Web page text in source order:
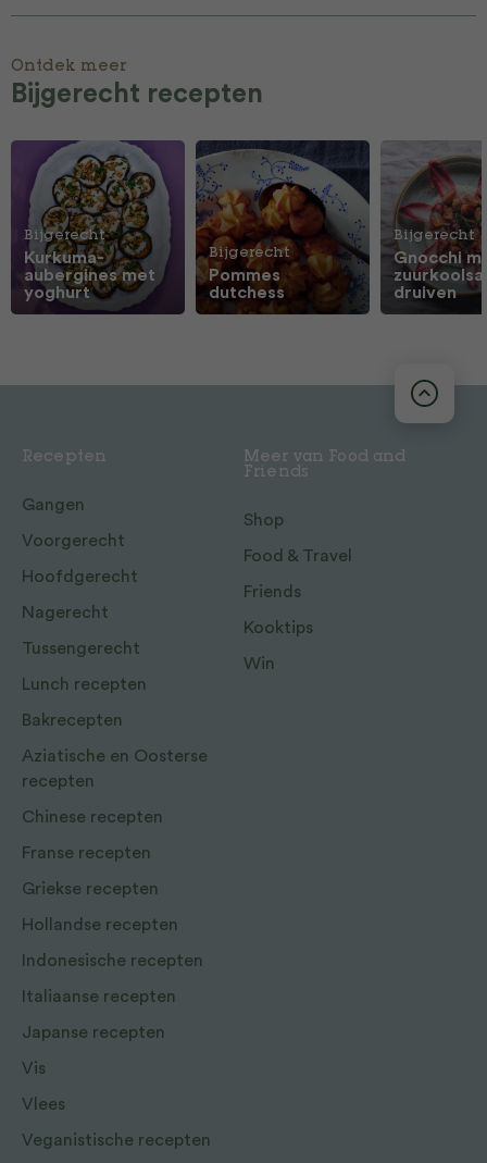
Ontdek meer
Bijgerecht recepten
Bijgerecht
Kurkuma-
aubergines met
yoghurt
Bijgerecht
Pommes
dutchess
Bijgerecht
Gnocchi
druiven
Recepten
Gangen
Voorgerecht
Hoofdgerecht
Nagerecht
Tussengerecht
Lunch recepten
Bakrecepten
Aziatische en Oosterse
recepten
Chinese recepten
Franse recepten
Griekse recepten
Hollandse recepten
Indonesische recepten
Italiaanse recepten
Japanse recepten
Vis
Vlees
Veganistische recepten
Meer van Food and
Friends
Shop
Food & Travel
Friends
Kooktips
Win